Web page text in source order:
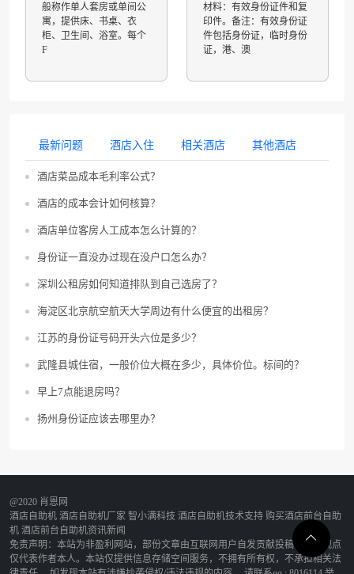
般称作单人套房或单间公
寓，提供床、书桌、衣
柜、卫生间、浴室。每个
F
材料：有效身份证件和复
印件。备注：有效身份证
件包括身份证，临时身份
证，港、澳
最新问题 酒店入住 相关酒店 其他酒店
酒店菜品成本毛利率公式？
酒店的成本会计如何核算？
酒店单位客房人工成本怎么计算的？
身份证一直没办过现在没户口怎么办？
深圳公租房如何知道排队到自己选房了？
海淀区北京航空航天大学周边有什么便宜的出租房？
江苏的身份证号码开头六位是多少？
武隆县城住宿，一般价位大概在多少，具体价位。标间的？
早上7点能退房吗？
扬州身份证应该去哪里办？
@2020 肖恩网
酒店自助机 酒店自助机厂家 智小满科技 酒店自助机技术支持 购买酒店前台自助
机 酒店前台自助机资讯新闻
免责声明：本站为非盈利网站，部份文章由互联网用户自发贡献投稿，该文观点
仅代表作者本人。本站仅提供信息存储空间服务，不拥有所有权，不承担相关法